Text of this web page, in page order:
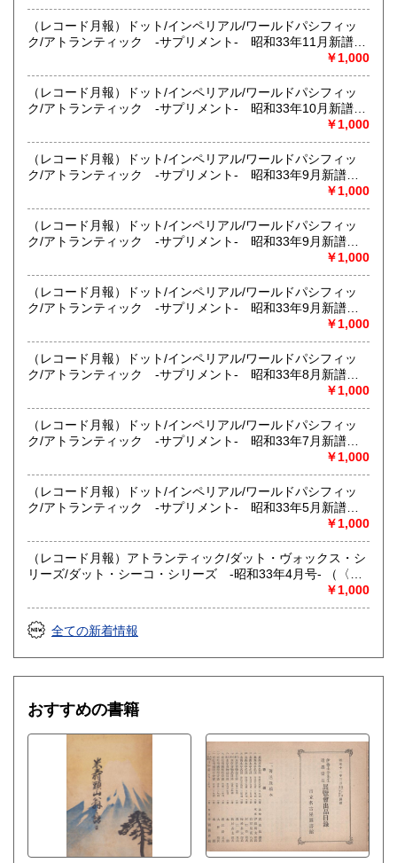
高知県 500円 福岡県 500円
佐賀県 500円 長崎県 500円
熊本県 500円 大分県 500円
宮崎県 500円 鹿児島県 500円
終刊した共同古書目録『伍魅倶楽部』などで、約30年の通販
実績があります。
実店舗では本店の『伊東古本店』、支店の『亜希書房』『勝
川古書センター 伊東古本店』の3店を、約40年間営業して
送料は何冊でも500円、代引は800円です。（本州・四国・九
州の方）
メールアドレスは、〈itohuruhonten@biglobe.jp〉です。
外国からのご注文はお受けできません。
請允許不接受海外出貨。
沿線名：-
営業時間：11:00〜17:00 『日本の古本屋』による通販専門
(店舗はありません)
定休日：無休
書籍の買取について
無料出張買取いたします。戦前の本、地図、探偵小説、郷土
まずは、電話にてお気軽にお問い合わせください。
(電話番号:052-916-2594)
取り扱い分野
雑誌、漫画、軟派、地図、旅行パンフレット、絵葉書、楽
（レコード月報）ドット/インペリアル/ワールドパシフィッ
ク/アトランティック -サプリメント- 昭和33年11月新譜
（〈写真入 パット・ブーン、マーガレット・ホワイティン
グ〉）
￥1,000
（レコード月報）ドット/インペリアル/ワールドパシフィッ
ク/アトランティック -サプリメント- 昭和33年10月新譜
（〈写真入 パット・ブーン、リッキー・ネルソン、ゲー
ル・ストーム、ボビー・ダーリン〉）
￥1,000
（レコード月報）ドット/インペリアル/ワールドパシフィッ
ク/アトランティック -サプリメント- 昭和33年9月新譜
￥1,000
（レコード月報）ドット/インペリアル/ワールドパシフィッ
ク/アトランティック -サプリメント- 昭和33年9月新譜
￥1,000
（レコード月報）ドット/インペリアル/ワールドパシフィッ
ク/アトランティック -サプリメント- 昭和33年9月新譜
￥1,000
（レコード月報）ドット/インペリアル/ワールドパシフィッ
ク/アトランティック -サプリメント- 昭和33年8月新譜
（〈写真入 パット・ブーン、クリス・コンナー、ベテイ・
ジョンソン〉）
￥1,000
（レコード月報）ドット/インペリアル/ワールドパシフィッ
ク/アトランティック -サプリメント- 昭和33年7月新譜
（〈写真入 パット・ブーン、リッキー・ネルソン、クリ
ス・コンナー〉）
￥1,000
（レコード月報）ドット/インペリアル/ワールドパシフィッ
ク/アトランティック -サプリメント- 昭和33年5月新譜
（〈写真入 パット・ブーン、ラ・ヴァーン・ベーカー〉）
￥1,000
（レコード月報）アトランティック/ダット・ヴォックス・シ
リーズ/ダット・シーコ・シリーズ -昭和33年4月号- （〈写
￥1,000
全ての新着情報
おすすめの書籍